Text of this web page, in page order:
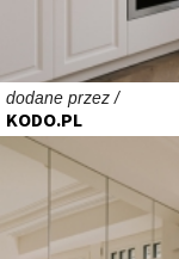
dodane przez /
KODO.PL